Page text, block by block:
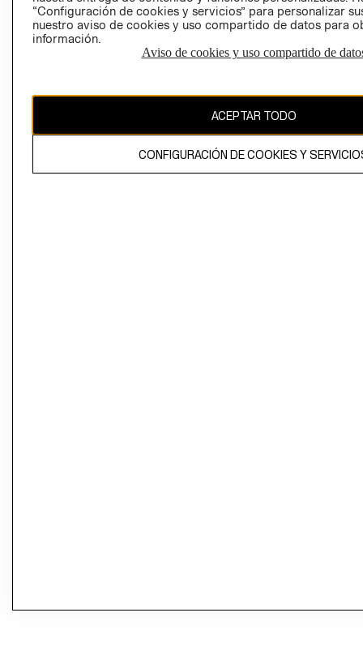
Perú (S/)
CAMBIAR REGIÓN
El contenido de esta página web está protegido por copyright y es
“Configuración de cookies y servicios” para personalizar
nuestro aviso de cookies y uso compartido de datos para
información.
Aviso de cookies y uso compartido de
ACEPTAR TODO
CONFIGURACIÓN DE COOKIES Y